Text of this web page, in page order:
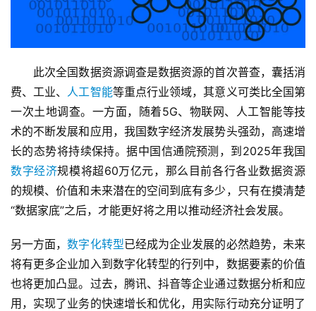
此次全国数据资源调查是数据资源的首次普查，囊括消
费、工业、 人工智能等重点行业领域，其意义可类比全国第
一次土地调查。一方面，随着5G、物联网、人工智能等技
术的不断发展和应用，我国数字经济发展势头强劲，高速增
长的态势将持续保持。据中国信通院预测，到2025年我国
数字经济规模将超60万亿元，那么目前各行各业数据资源
的规模、价值和未来潜在的空间到底有多少，只有在摸清楚
“数据家底”之后，才能更好将之用以推动经济社会发展。
另一方面，数字化转型已经成为企业发展的必然趋势，未来
将有更多企业加入到数字化转型的行列中，数据要素的价值
也将更加凸显。过去，腾讯、抖音等企业通过数据分析和应
用，实现了业务的快速增长和优化，用实际行动充分证明了